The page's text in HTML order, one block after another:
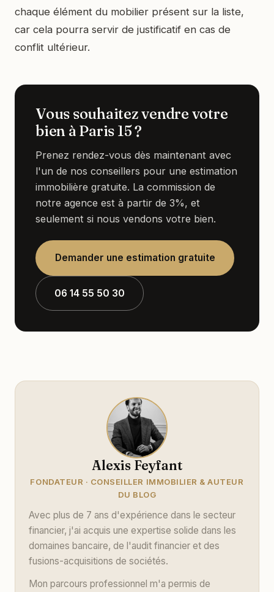
chaque élément du mobilier présent sur la liste,
car cela pourra servir de justificatif en cas de
conflit ultérieur.
Vous souhaitez vendre votre
bien à Paris 15 ?
Prenez rendez-vous dès maintenant avec
l'un de nos conseillers pour une estimation
immobilière gratuite. La commission de
notre agence est à partir de 3%, et
seulement si nous vendons votre bien.
Demander une estimation gratuite
06 14 55 50 30
Alexis Feyfant
FONDATEUR · CONSEILLER IMMOBILIER & AUTEUR
DU BLOG
Avec plus de 7 ans d'expérience dans le secteur
financier, j'ai acquis une expertise solide dans les
domaines bancaire, de l'audit financier et des
fusions-acquisitions de sociétés.
Mon parcours professionnel m'a permis de